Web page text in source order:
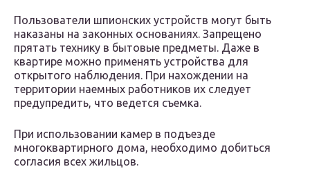
Пользователи шпионских устройств могут быть
наказаны на законных основаниях. Запрещено
прятать технику в бытовые предметы. Даже в
квартире можно применять устройства для
открытого наблюдения. При нахождении на
территории наемных работников их следует
предупредить, что ведется съемка.
При использовании камер в подъезде
многоквартирного дома, необходимо добиться
согласия всех жильцов.